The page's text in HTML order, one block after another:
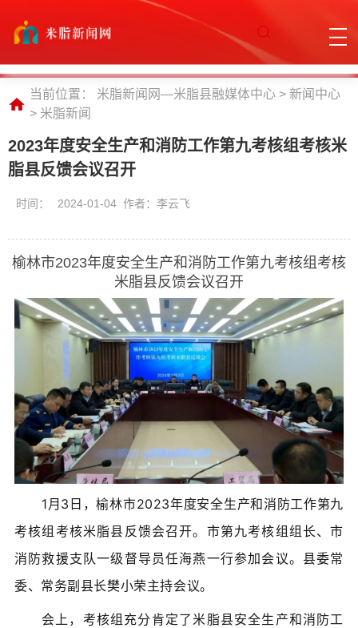
当前位置： 米脂新闻网—米脂县融媒体中心 > 新闻中心
> 米脂新闻
2023年度安全生产和消防工作第九考核组考核米
脂县反馈会议召开
时间： 2024-01-04 作者：李云飞
榆林市2023年度安全生产和消防工作第九考核组考核
米脂县反馈会议召开
1月3日，榆林市2023年度安全生产和消防工作第九
考核组考核米脂县反馈会召开。市第九考核组组长、市
消防救援支队一级督导员任海燕一行参加会议。县委常
委、常务副县长樊小荣主持会议。
会上，考核组充分肯定了米脂县安全生产和消防工